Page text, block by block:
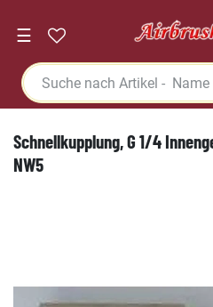
☰
Schnellkupplung, G 1/4
NW5